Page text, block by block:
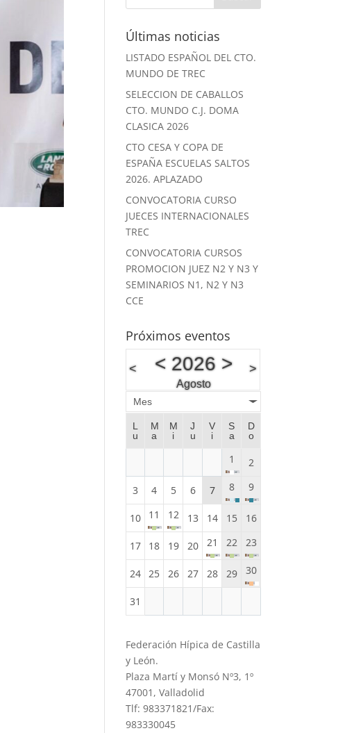
Últimas noticias
LISTADO ESPAÑOL DEL CTO.
MUNDO DE TREC
SELECCION DE CABALLOS
CTO. MUNDO C.J. DOMA
CLASICA 2026
CTO CESA Y COPA DE
ESPAÑA ESCUELAS SALTOS
2026. APLAZADO
CONVOCATORIA CURSO
JUECES INTERNACIONALES
TREC
CONVOCATORIA CURSOS
PROMOCION JUEZ N2 Y N3 Y
SEMINARIOS N1, N2 Y N3
CCE
Próximos eventos
< <2026 >
Agosto
>
Mes
L
u
M
a
M
i
J
u
V
i
S
a
D
o
1 2
3 4 5 6 7 8 9
10 11 12 13 14 15 16
17 18 19 20 21 22 23
24 25 26 27 28 29 30
31
Federación Hípica de Castilla
y León.
Plaza Martí y Monsó Nº3, 1º
47001, Valladolid
Tlf: 983371821/Fax:
983330045